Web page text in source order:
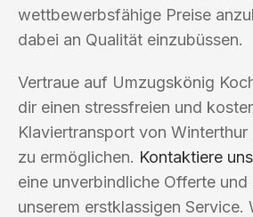
wettbewerbsfähige Preise
dabei an Qualität einzubüssen.
Vertraue auf Umzugskönig
dir einen stressfreien und
Klaviertransport von
zu ermöglichen. Kontaktiere uns
eine unverbindliche Offerte
unserem erstklassigen Service.